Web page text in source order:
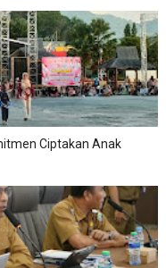
Ciptakan Anak